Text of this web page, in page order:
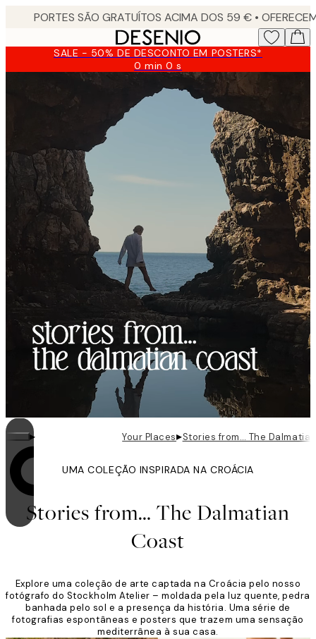
SALE - 50% DE DESCONTO EM POSTERS*
0 min0 s
Válido
até:
2026-
O loop está ativado
▸ Your Places▸Stories from… The
UMA COLEÇÃO INSPIRADA NA CROÁCIA
Stories from… The Dalmatian
Coast
Explore uma coleção de arte captada na Croácia pelo nosso
fotógrafo do Stockholm Atelier – moldada pela luz quente, pedra
banhada pelo sol e a presença da história. Uma série de
fotografias espontâneas e posters que trazem uma sensação
mediterrânea à sua casa.